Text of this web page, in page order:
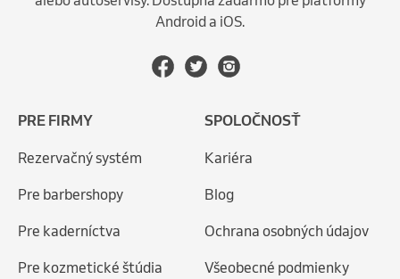
Android a iOS.
PRE FIRMY
Rezervačný systém
Pre barbershopy
Pre kaderníctva
Pre kozmetické štúdia
SPOLOČNOSŤ
Kariéra
Blog
Ochrana osobných údajov
Všeobecné podmienky